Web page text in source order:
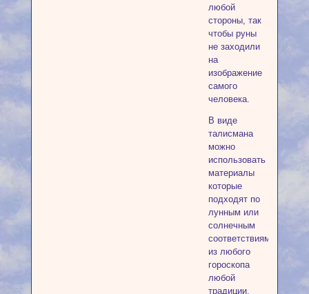
любой
стороны, так
чтобы руны
не заходили
на
изображение
самого
человека.
В виде
талисмана
можно
использовать
материалы
которые
подходят по
лунным или
солнечным
соответствиям
из любого
гороскопа
любой
традиции,